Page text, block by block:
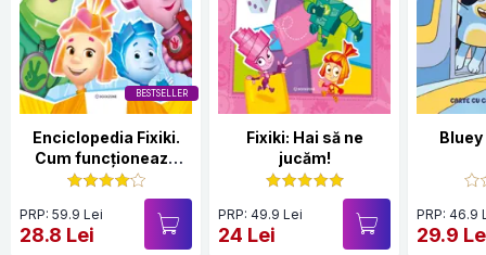
BESTSELLER
Enciclopedia Fixiki.
Cum funcționează
lucrurile
PRP: 59.9 Lei
28.8 Lei
Fixiki: Hai să ne
jucăm!
PRP: 49.9 Lei
24 Lei
PRP: 46.9
29.9